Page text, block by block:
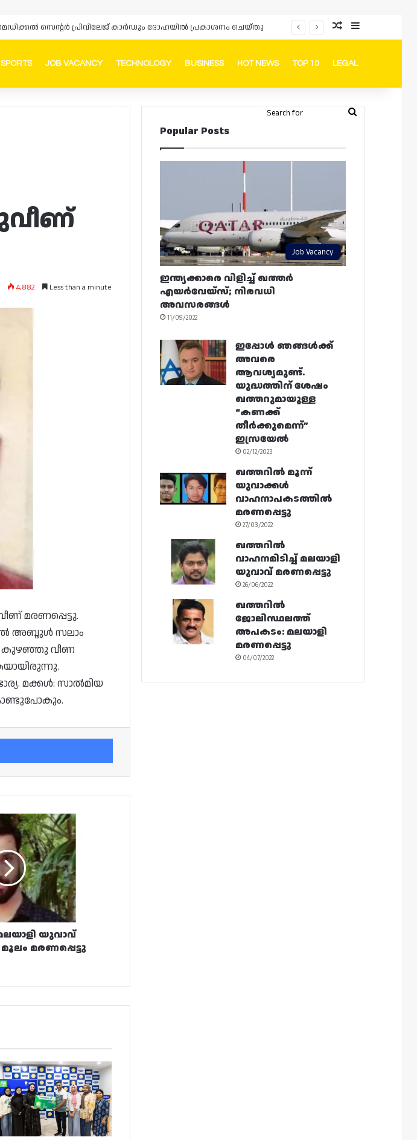
സെന്റർ പ്രിവിലേജ് കാർഡും ദോഹയിൽ പ്രകാശനം ചെയ്തു Random Article
Sidebar
SPORTS JOB VACANCY TECHNOLOGY BUSINESS HOT NEWS TOP 10 LEGAL
FacebookInstagram
Telegram
Whatsapp Random Article
Switch skin
Search
4,882 Less than a minute
മരണപ്പെട്ടു.
അബ്ദുൾ സലാം
കുഴഞ്ഞു വീണ
മക്കള്‍: സാല്‍മിയ
Facebook
യുവാവ്
മരണപ്പെട്ടു
Popular Posts
Job Vacancy
ഇന്ത്യക്കാരെ വിളിച്ച് ഖത്തർ
എയർവേയ്‌സ്; നിരവധി
അവസരങ്ങൾ
11/09/2022
ഇപ്പോൾ ഞങ്ങൾക്ക്
അവരെ
ആവശ്യമുണ്ട്.
യുദ്ധത്തിന് ശേഷം
ഖത്തറുമായുള്ള
“കണക്ക്
തീർക്കുമെന്ന്”
ഇസ്രയേൽ
02/12/2023
ഖത്തറിൽ മൂന്ന്
യുവാക്കൾ
വാഹനാപകടത്തിൽ
മരണപ്പെട്ടു
27/03/2022
ഖത്തറിൽ
വാഹനമിടിച്ച് മലയാളി
യുവാവ് മരണപ്പെട്ടു
26/06/2022
ഖത്തറിൽ
ജോലിസ്ഥലത്ത്
അപകടം: മലയാളി
മരണപ്പെട്ടു
04/07/2022